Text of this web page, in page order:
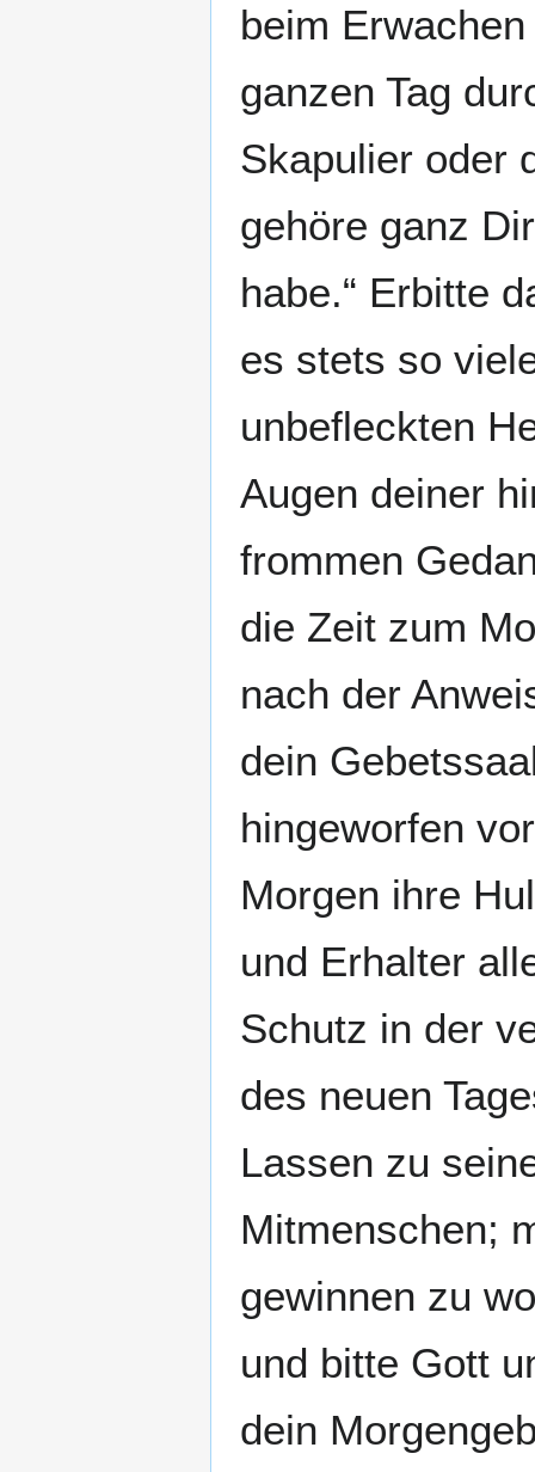
beim
ganzen Tag
Skapulier oder
gehöre ganz
habe.“ Erbitte
es stets so
unbefleckten
Augen deiner
frommen
die Zeit zum
nach der
dein
hingeworfen
Morgen ihre
und Erhalter
Schutz in der
des neuen
Lassen zu
Mitmenschen;
gewinnen zu
und bitte Gott
dein